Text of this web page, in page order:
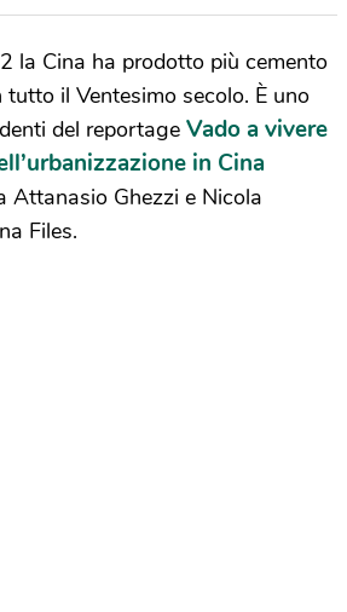
la Cina ha prodotto più cemento
il Ventesimo secolo. È uno
del reportage Vado a vivere
in Cina
Attanasio Ghezzi e Nicola
Files.